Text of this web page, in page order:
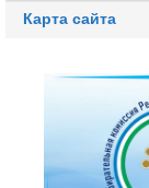
Карта сайта